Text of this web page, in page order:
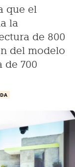
que el
la
de 800
del modelo
de 700